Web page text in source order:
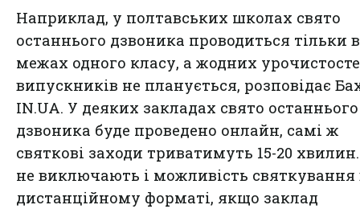
Наприклад, у полтавських школах свято
останнього дзвоника проводиться тільки в
межах одного класу, а жодних
випускників не планується, розповідає
IN.UA. У деяких закладах свято останнього
дзвоника буде проведено онлайн, самі ж
святкові заходи триватимуть 15-20
не виключають і можливість святкування
дистанційному форматі, якщо заклад